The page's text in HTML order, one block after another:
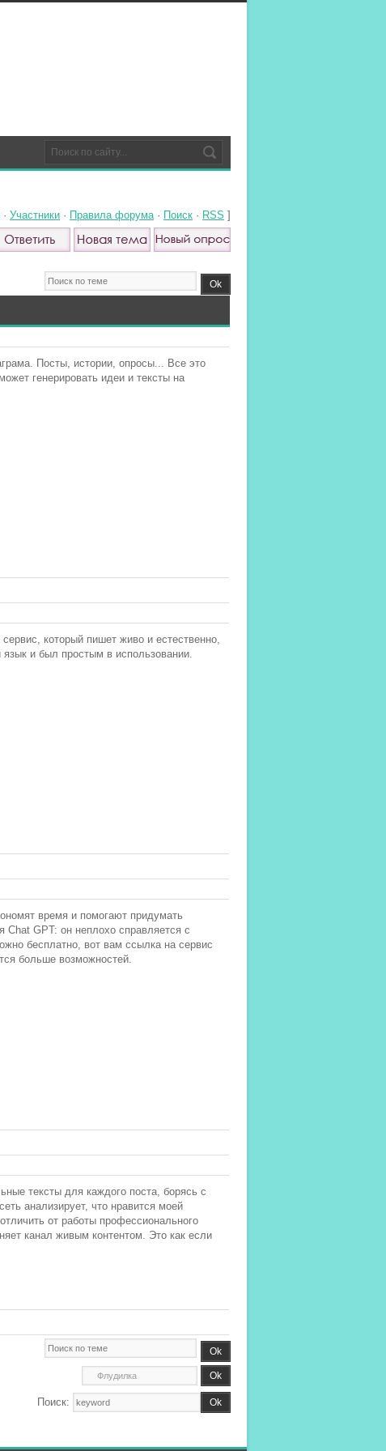
· Участники · Правила форума· Поиск · RSS ]
Посты, истории, опросы... Все это
генерировать идеи и тексты на
который пишет живо и естественно,
и был простым в использовании.
время и помогают придумать
GPT: он неплохо справляется с
бесплатно, вот вам ссылка на сервис
больше возможностей.
тексты для каждого поста, борясь с
анализирует, что нравится моей
от работы профессионального
канал живым контентом. Это как если
Поиск: